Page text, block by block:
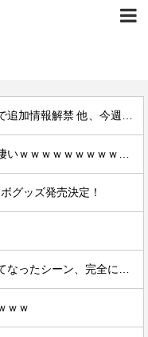
グッズ発売決定！
ｗｗ